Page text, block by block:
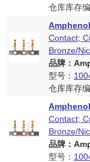
仓库库存编
Contact;
Bronze/
品牌：
型号：
仓库库存编
Contact;
Bronze/
品牌：
型号：